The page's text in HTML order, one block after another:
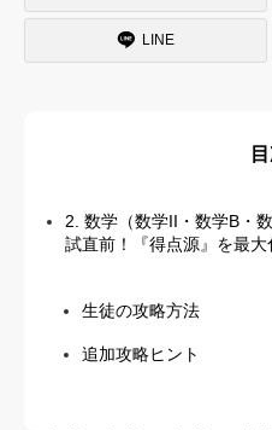
LINE
2. 数学（数学II・数学B・
試直前！『得点源』を最大
生徒の攻略方法
追加攻略ヒント